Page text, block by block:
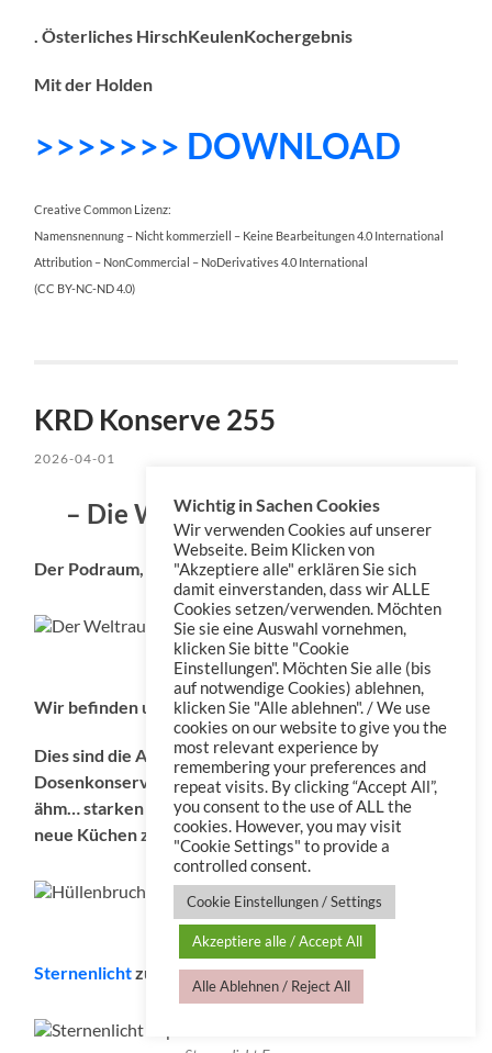
. Österliches HirschKeulenKochergebnis
Mit der Holden
>>>>>>> DOWNLOAD
Creative Common Lizenz:
Namensnennung – Nicht kommerziell – Keine Bearbeitungen 4.0 International
Attribution – NonCommercial – NoDerivatives 4.0 International
(CC BY-NC-ND 4.0)
KRD Konserve 255
2026-04-01
– Die Weltallig-Podkritische –
Der Podraum, unendliche Weiten.
Der Weltraum…
Wir befinden uns in einer nahen Gegenwart.
Dies sind die Abenteuer des Raumschiffs
Dosenkonserve, dass mit seiner 4-Mann… -Frau…
ähm… starken Besatzung 2 Wochen unterwegs ist,
neue Küchen zu erforschen,
Hüllenbruch
Sternenlichtzu sehen undSachensucher zu treffen
Wichtig in Sachen Cookies
Wir verwenden Cookies auf unserer
Webseite. Beim Klicken von
"Akzeptiere alle" erklären Sie sich
damit einverstanden, dass wir ALLE
Cookies setzen/verwenden. Möchten
Sie sie eine Auswahl vornehmen,
klicken Sie bitte "Cookie
Einstellungen". Möchten Sie alle (bis
auf notwendige Cookies) ablehnen,
klicken Sie "Alle ablehnen". / We use
cookies on our website to give you the
most relevant experience by
remembering your preferences and
repeat visits. By clicking “Accept All”,
you consent to the use of ALL the
cookies. However, you may visit
"Cookie Settings" to provide a
controlled consent.
Cookie Einstellungen / Settings
Akzeptiere alle / Accept All
Alle Ablehnen / Reject All